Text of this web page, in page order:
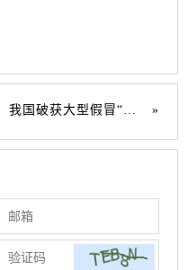
我国破获大型假冒“特供酒”案